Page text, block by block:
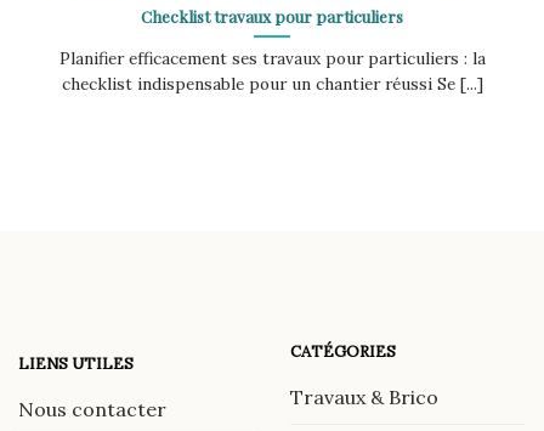
Checklist travaux pour particuliers
Planifier efficacement ses travaux pour particuliers : la
checklist indispensable pour un chantier réussi Se [...]
LIENS UTILES
Nous contacter
CATÉGORIES
Travaux & Brico